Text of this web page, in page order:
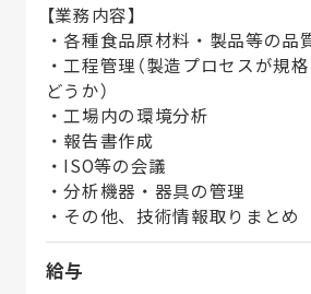
【業務内容】
・各種食品原材料・製品等の品
・工程管理（製造プロセスが規
どうか）
・工場内の環境分析
・報告書作成
・ISO等の会議
・分析機器・器具の管理
・その他、技術情報取りまと
給与